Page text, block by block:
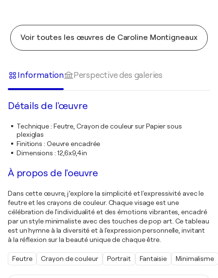
Voir toutes les œuvres de Caroline Montigneaux
Information Perspective des galeries
Détails de l'œuvre
Technique: Feutre, Crayon de couleur sur Papier sous
plexiglas
Finitions : Oeuvre encadrée
Dimensions : 12,6x9,4in
À propos de l'oeuvre
Dans cette œuvre, j’explore la simplicité et l'expressivité avec le
feutre et les crayons de couleur. Chaque visage est une
célébration de l'individualité et des émotions vibrantes, encadré
par un style minimaliste avec des touches de pop art. Ce tableau
est un hymne à la diversité et à l'expression personnelle, invitant
à la réflexion sur la beauté unique de chaque être.
Feutre Crayon de couleur Portrait Fantaisie Minimalisme